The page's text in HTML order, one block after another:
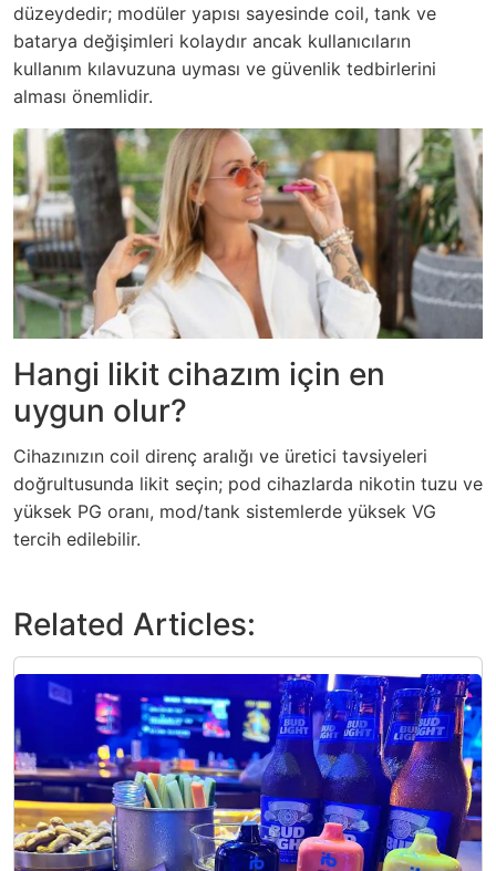
düzeydedir; modüler yapısı sayesinde coil, tank ve
batarya değişimleri kolaydır ancak kullanıcıların
kullanım kılavuzuna uyması ve güvenlik tedbirlerini
alması önemlidir.
Hangi likit cihazım için en
uygun olur?
Cihazınızın coil direnç aralığı ve üretici tavsiyeleri
doğrultusunda likit seçin; pod cihazlarda nikotin tuzu ve
yüksek PG oranı, mod/tank sistemlerde yüksek VG
tercih edilebilir.
Related Articles: